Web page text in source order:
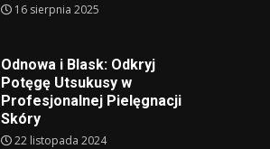
16 sierpnia 2025
Odnowa i Blask: Odkryj
Potęgę Utsukusy w
Profesjonalnej Pielęgnacji
Skóry
22 listopada 2024